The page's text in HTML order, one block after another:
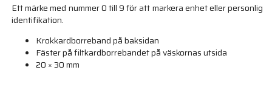
Ett märke med nummer 0 till 9 för att markera enhet eller personlig
identifikation.
Krokkardborreband på baksidan
Fäster på filtkardborrebandet på väskornas utsida
20 × 30 mm